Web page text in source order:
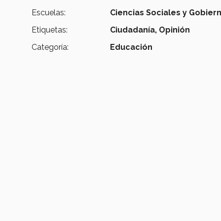
Escuelas:
Ciencias Sociales y
Etiquetas:
Ciudadanía, Opinión
Categoría:
Educación